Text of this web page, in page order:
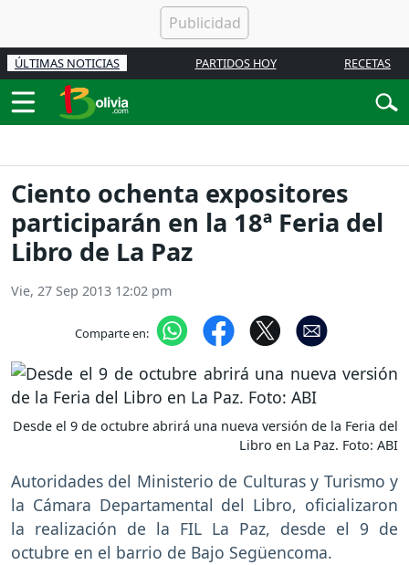
ÚLTIMAS NOTICIAS PARTIDOS HOY RECETAS
Ciento ochenta expositores
participarán en la 18ª Feria del
Libro de La Paz
Vie, 27 Sep 2013 12:02 pm
Comparte en:
Desde el 9 de octubre abrirá una nueva versión de la Feria del
Libro en La Paz. Foto: ABI
Autoridades del Ministerio de Culturas y Turismo y
la Cámara Departamental del Libro, oficializaron
la realización de la FIL La Paz, desde el 9 de
octubre en el barrio de Bajo Següencoma.